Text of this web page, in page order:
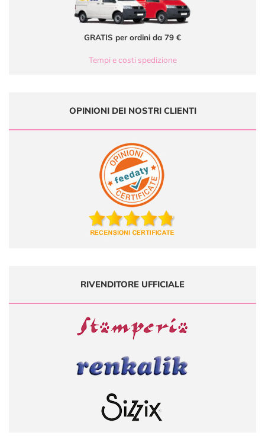
GRATIS per ordini da 79 €
Tempi e costi spedizione
OPINIONI DEI NOSTRI CLIENTI
RIVENDITORE UFFICIALE